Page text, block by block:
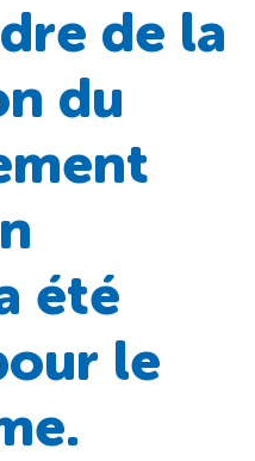
de la
du
été
le